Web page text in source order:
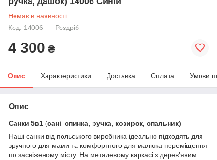
Немає в наявності
Код: 14006
Роздріб
4 300 ₴
Опис Характеристики Доставка Оплата Умови
Опис
Санки 5в1 (сані, спинка, ручка, козирок, спальник)
Наші санки від польського виробника ідеально підходять для
зручного для мами та комфортного для малюка переміщення
по засніженому місту. На металевому каркасі з дерев'яним